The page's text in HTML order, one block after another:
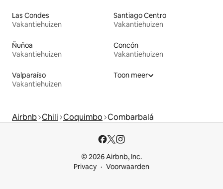
Las Condes
Vakantiehuizen
Santiago Centro
Vakantiehuizen
Ñuñoa
Vakantiehuizen
Concón
Vakantiehuizen
Valparaíso
Vakantiehuizen
Toon meer
Airbnb Chili Coquimbo Combarbalá
© 2026 Airbnb, Inc.
Privacy
Voorwaarden